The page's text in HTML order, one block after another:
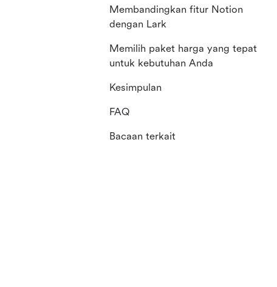
Membandingkan fitur Notion
dengan Lark
Memilih paket harga yang tepat
untuk kebutuhan Anda
Kesimpulan
FAQ
Bacaan terkait